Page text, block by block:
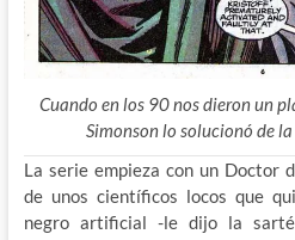
Cuando en los 90 nos dieron un
Simonson lo solucionó de
La serie empieza con un Doctor
de unos científicos locos que
negro artificial -le dijo la